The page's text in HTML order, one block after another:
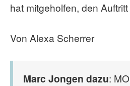
hat mitgeholfen, den
Von Alexa Scherrer
Marc Jongen dazu: